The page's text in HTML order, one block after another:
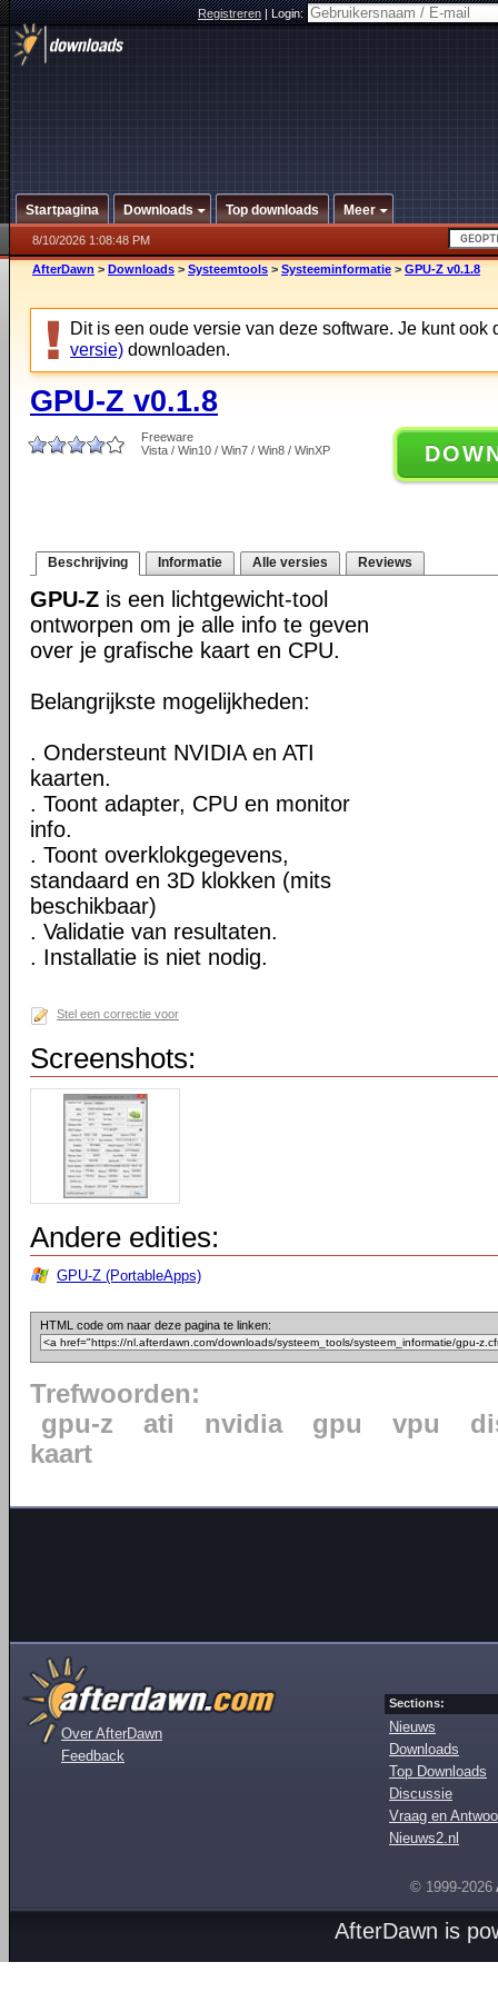
Registreren|Login:
Startpagina Downloads Top downloads Meer
8/10/2026 1:08:48 PM
AfterDawn > Downloads > Systeemtools > Systeeminformatie > GPU-Z v0.1.8
Dit is een oude versie van deze software. Je kunt ook
versie) downloaden.
GPU-Z v0.1.8
Freeware
Vista / Win10 / Win7 / Win8 / WinXP
Beschrijving Informatie Alle versies Reviews
GPU-Z is een lichtgewicht-tool
ontworpen om je alle info te geven
over je grafische kaart en CPU.
Belangrijkste mogelijkheden:
. Ondersteunt NVIDIA en ATI
kaarten.
. Toont adapter, CPU en monitor
info.
. Toont overklokgegevens,
standaard en 3D klokken (mits
beschikbaar)
. Validatie van resultaten.
. Installatie is niet nodig.
Stel een correctie voor
Screenshots:
Andere edities:
GPU-Z (PortableApps)
HTML code om naar deze pagina te linken:
Trefwoorden:
gpu-z
ati nvidia gpu vpu
kaart
Over AfterDawn
Feedback
Sections:
Nieuws
Downloads
Top Downloads
Discussie
Vraag en
Nieuws2.nl
© 1999-2026
AfterDawn is